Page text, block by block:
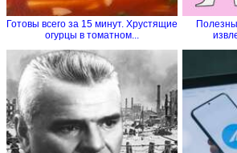
Готовы всего за 15 минут. Хрустящие
огурцы в томатном...